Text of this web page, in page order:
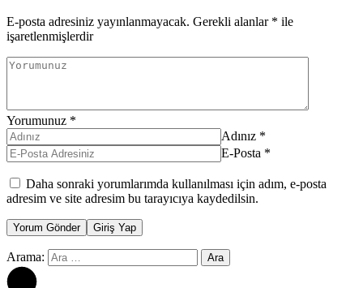
E-posta adresiniz yayınlanmayacak. Gerekli alanlar * ile
işaretlenmişlerdir
Yorumunuz *
Adınız *
E-Posta *
Daha sonraki yorumlarımda kullanılması için adım, e-posta
adresim ve site adresim bu tarayıcıya kaydedilsin.
Yorum Gönder Giriş Yap
Arama: